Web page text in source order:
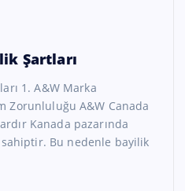
Şartları
1. A&W Marka
Zorunluluğu A&W Canada
Kanada pazarında
sahiptir. Bu nedenle bayilik